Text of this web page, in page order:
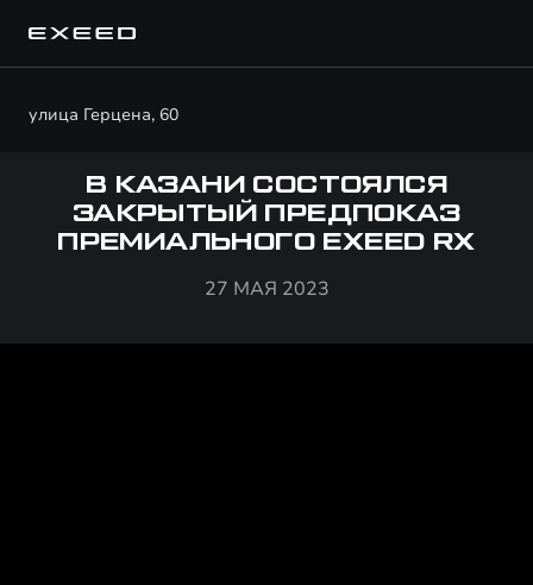
улица Герцена, 60
В КАЗАНИ СОСТОЯЛСЯ
ЗАКРЫТЫЙ ПРЕДПОКАЗ
ПРЕМИАЛЬНОГО EXEED RX
27 МАЯ 2023